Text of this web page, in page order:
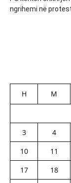
ngrihemi në
H M
3
4
10
11
17
18